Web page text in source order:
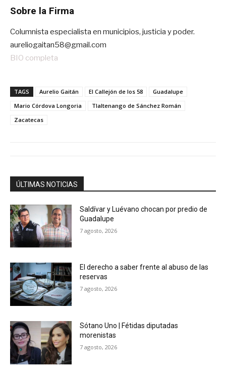
Sobre la Firma
Columnista especialista en municipios, justicia y poder.
aureliogaitan58@gmail.com
BIO completa
TAGS Aurelio Gaitán El Callejón de los 58
Guadalupe
Mario Córdova Longoria
Tlaltenango de Sánchez Román
Zacatecas
ÚLTIMAS NOTICIAS
Saldívar y Luévano chocan por predio de
Guadalupe
7 agosto, 2026
El derecho a saber frente al abuso de las
reservas
7 agosto, 2026
Sótano Uno | Fétidas diputadas
morenistas
7 agosto, 2026